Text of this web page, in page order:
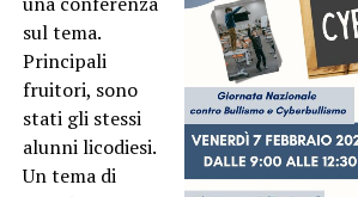
sul tema.
Principali
fruitori, sono
stati gli stessi
alunni licodiesi.
Un tema di